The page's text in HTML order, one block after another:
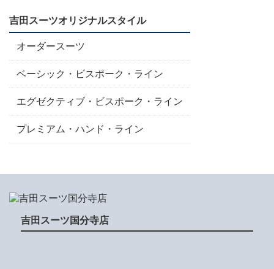
吉田スーツオリジナルスタイル
オーダースーツ
ベーシック・ビスポーク・ライン
エグゼクティブ・ビスポーク・ライン
プレミアム・ハンド・ライン
吉田スーツ国分寺店